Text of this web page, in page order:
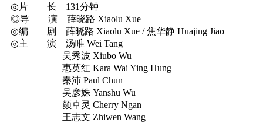
◎片 长 131分钟
◎导 演 薛晓路 Xiaolu Xue
◎编 剧 薛晓路 Xiaolu Xue / 焦华静 Huajing Jiao
◎主 演 汤唯 Wei Tang
吴秀波 Xiubo Wu
惠英红 Kara Wai Ying Hung
秦沛 Paul Chun
吴彦姝 Yanshu Wu
颜卓灵 Cherry Ngan
王志文 Zhiwen Wang